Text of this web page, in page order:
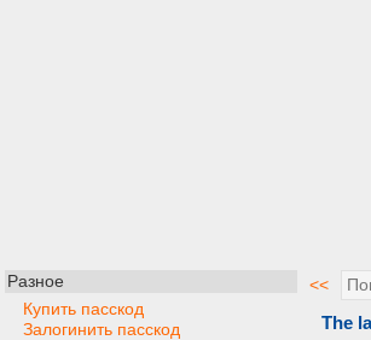
Разное
Купить пасскод
Залогинить пасскод
<<
The